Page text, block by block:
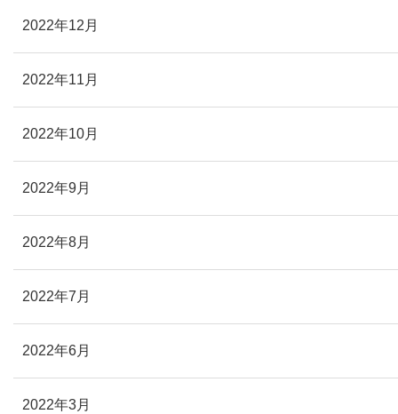
2022年12月
2022年11月
2022年10月
2022年9月
2022年8月
2022年7月
2022年6月
2022年3月